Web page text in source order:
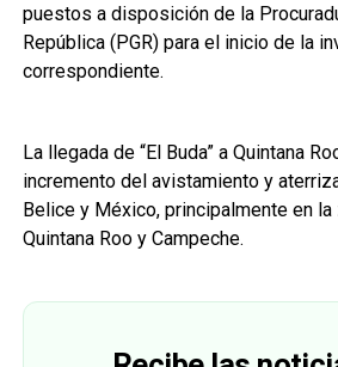
puestos a disposición de la
República (PGR) para el inicio de la
correspondiente.
La llegada de “El Buda” a Quintana
incremento del avistamiento y
Belice y México, principalmente en
Quintana Roo y Campeche.